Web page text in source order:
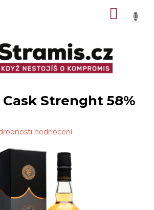
Strenght 58%
hodnocení